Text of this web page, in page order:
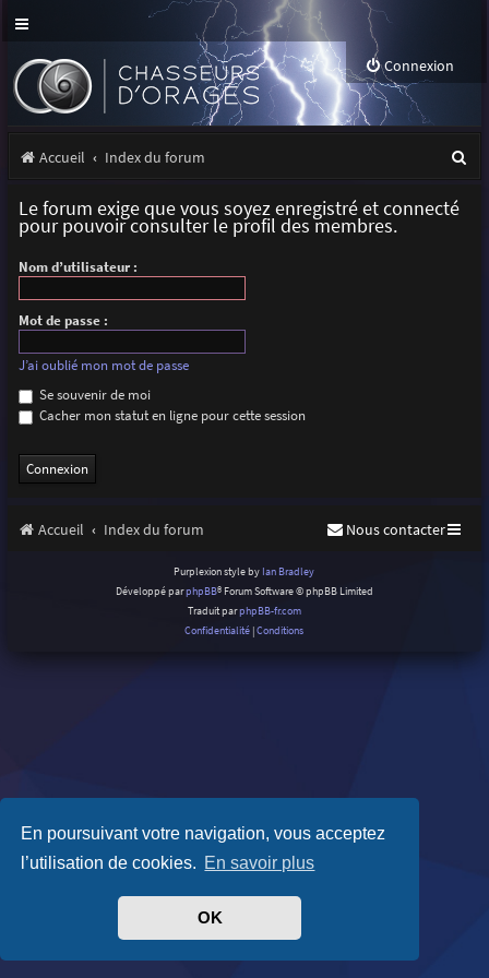
En poursuivant votre navigation, vous acceptez
l’utilisation de cookies. En savoir plus
OK
Connexion
Accueil Index du forum
Le forum exige que vous soyez enregistré et connecté
pour pouvoir consulter le profil des membres.
Nom d’utilisateur :
Mot de passe :
J’ai oublié mon mot de passe
Se souvenir de moi
Cacher mon statut en ligne pour cette session
Accueil Index du forum Nous contacter
Purplexion style by Ian Bradley
Développé parphpBB® Forum Software © phpBB Limited
Traduit parphpBB-fr.com
Confidentialité |Conditions